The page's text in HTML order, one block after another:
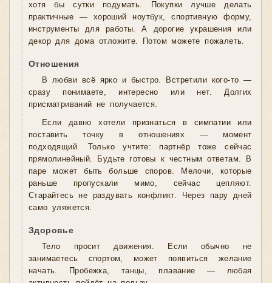
хотя бы сутки подумать. Покупки лучше делать
практичные — хороший ноутбук, спортивную форму,
инструменты для работы. А дорогие украшения или
декор для дома отложите. Потом можете пожалеть.
Отношения
В любви всё ярко и быстро. Встретили кого-то —
сразу понимаете, интересно или нет. Долгих
присматриваний не получается.
Если давно хотели признаться в симпатии или
поставить точку в отношениях — момент
подходящий. Только учтите: партнёр тоже сейчас
прямолинейный. Будьте готовы к честным ответам. В
паре может быть больше споров. Мелочи, которые
раньше пропускали мимо, сейчас цепляют.
Старайтесь не раздувать конфликт. Через пару дней
само уляжется.
Здоровье
Тело просит движения. Если обычно не
занимаетесь спортом, может появиться желание
начать. Пробежка, танцы, плавание — любая